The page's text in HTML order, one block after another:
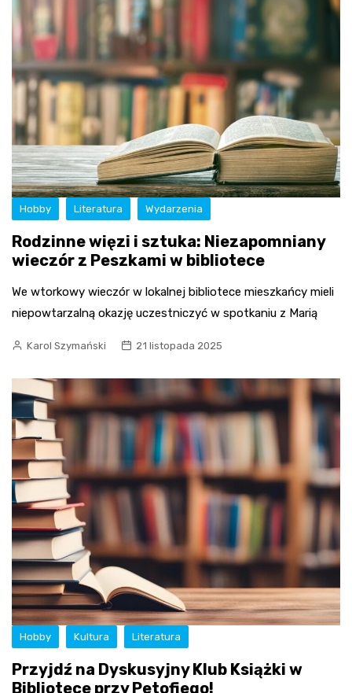
Hobby Literatura Wydarzenia
Rodzinne więzi i sztuka: Niezapomniany
wieczór z Peszkami w bibliotece
We wtorkowy wieczór w lokalnej bibliotece mieszkańcy mieli
niepowtarzalną okazję uczestniczyć w spotkaniu z Marią
Karol Szymański 21 listopada 2025
Hobby Kultura Literatura
Przyjdź na Dyskusyjny Klub Książki w
Bibliotece przy Petofiego!